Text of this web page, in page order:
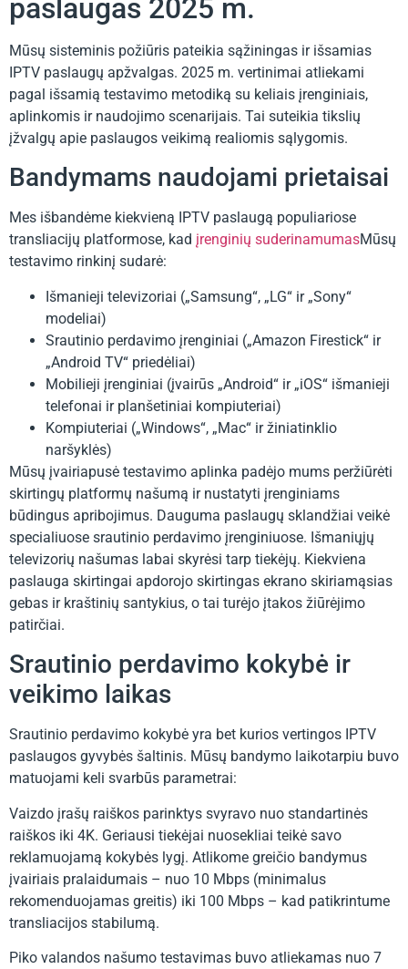
paslaugas 2025 m.
Mūsų sisteminis požiūris pateikia sąžiningas ir išsamias
IPTV paslaugų apžvalgas. 2025 m. vertinimai atliekami
pagal išsamią testavimo metodiką su keliais įrenginiais,
aplinkomis ir naudojimo scenarijais. Tai suteikia tikslių
įžvalgų apie paslaugos veikimą realiomis sąlygomis.
Bandymams naudojami prietaisai
Mes išbandėme kiekvieną IPTV paslaugą populiariose
transliacijų platformose, kad įrenginių suderinamumasMūsų
testavimo rinkinį sudarė:
Išmanieji televizoriai („Samsung“, „LG“ ir „Sony“
modeliai)
Srautinio perdavimo įrenginiai („Amazon Firestick“ ir
„Android TV“ priedėliai)
Mobilieji įrenginiai (įvairūs „Android“ ir „iOS“ išmanieji
telefonai ir planšetiniai kompiuteriai)
Kompiuteriai („Windows“, „Mac“ ir žiniatinklio
naršyklės)
Mūsų įvairiapusė testavimo aplinka padėjo mums peržiūrėti
skirtingų platformų našumą ir nustatyti įrenginiams
būdingus apribojimus. Dauguma paslaugų sklandžiai veikė
specialiuose srautinio perdavimo įrenginiuose. Išmaniųjų
televizorių našumas labai skyrėsi tarp tiekėjų. Kiekviena
paslauga skirtingai apdorojo skirtingas ekrano skiriamąsias
gebas ir kraštinių santykius, o tai turėjo įtakos žiūrėjimo
patirčiai.
Srautinio perdavimo kokybė ir
veikimo laikas
Srautinio perdavimo kokybė yra bet kurios vertingos IPTV
paslaugos gyvybės šaltinis. Mūsų bandymo laikotarpiu buvo
matuojami keli svarbūs parametrai:
Vaizdo įrašų raiškos parinktys svyravo nuo standartinės
raiškos iki 4K. Geriausi tiekėjai nuosekliai teikė savo
reklamuojamą kokybės lygį. Atlikome greičio bandymus
įvairiais pralaidumais – nuo ​​10 Mbps (minimalus
rekomenduojamas greitis) iki 100 Mbps – kad patikrintume
transliacijos stabilumą.
Piko valandos našumo testavimas buvo atliekamas nuo 7